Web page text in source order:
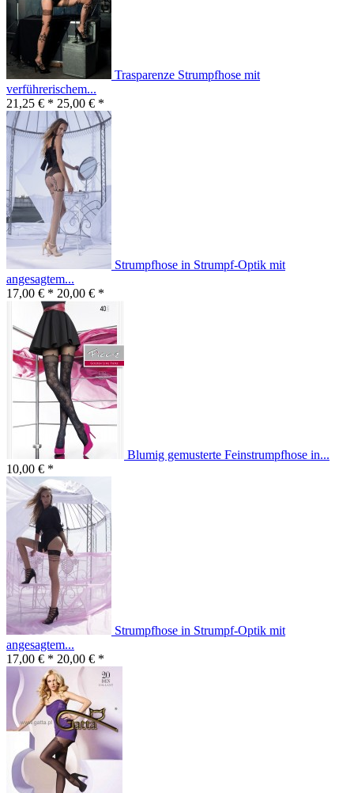
Trasparenze Strumpfhose mit
verführerischem...
21,25 € * 25,00 € *
Strumpfhose in Strumpf-Optik mit
angesagtem...
17,00 € * 20,00 € *
Blumig gemusterte Feinstrumpfhose in...
10,00 € *
Strumpfhose in Strumpf-Optik mit
angesagtem...
17,00 € * 20,00 € *